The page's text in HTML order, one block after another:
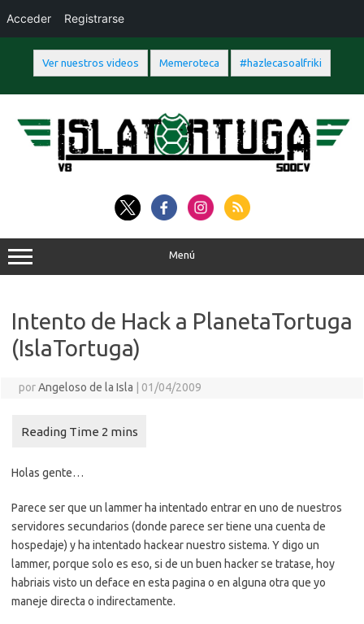
Ver nuestros videos Memeroteca #hazlecasoalfriki
contenido
Menú
Intento de Hack a PlanetaTortuga
(IslaTortuga)
porAngeloso de la Isla 01/04/2009
Holas gente…
Parece ser que un lammer ha intentado entrar en uno de nuestros
servidores secundarios (donde parece ser tiene una cuenta de
hospedaje) y ha intentado hackear nuestro sistema. Y digo un
lammer, porque solo es eso, si de un buen hacker se tratase, hoy
habriais visto un deface en esta pagina o en alguna otra que yo
maneje directa o indirectamente.
Acceder Registrarse